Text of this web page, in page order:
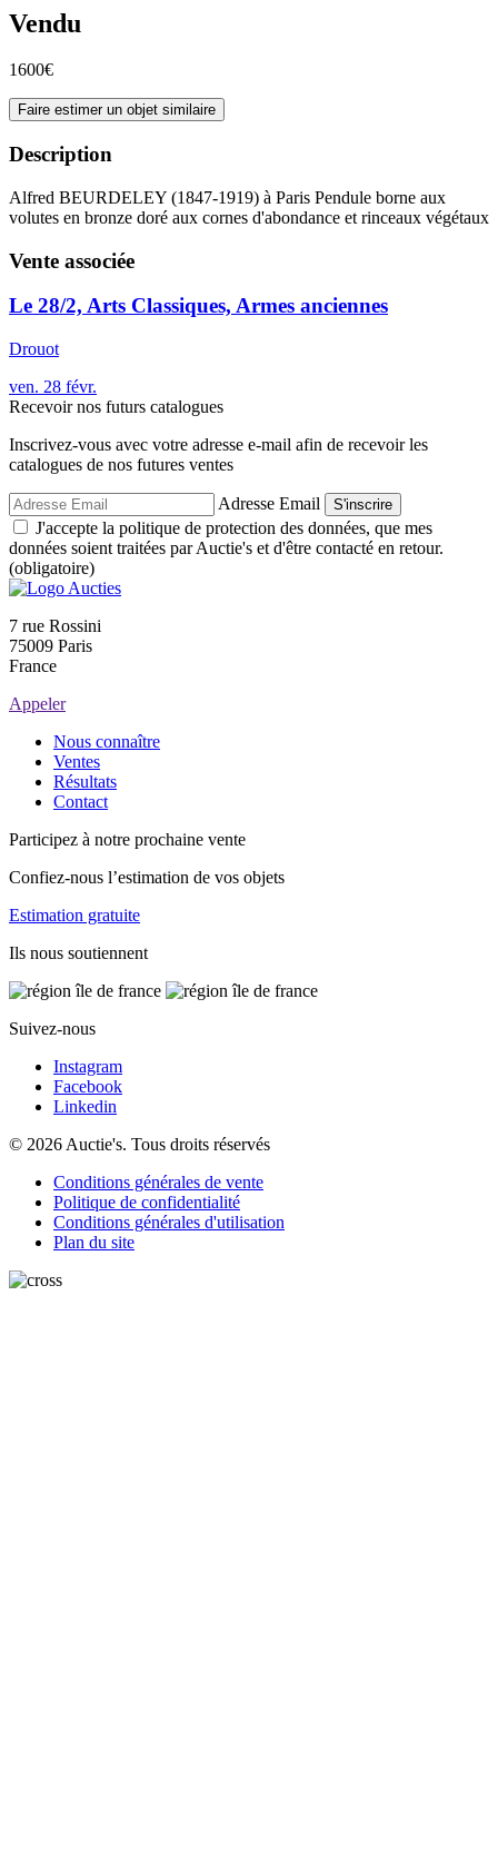
Vendu
1600€
Faire estimer un objet similaire
Description
Alfred BEURDELEY (1847-1919) à Paris Pendule borne aux
volutes en bronze doré aux cornes d'abondance et rinceaux végétaux
Vente associée
Le 28/2, Arts Classiques, Armes anciennes
Drouot
ven. 28 févr.
Recevoir nos futurs catalogues
Inscrivez-vous avec votre adresse e-mail afin de recevoir les
catalogues de nos futures ventes
Adresse Email S'inscrire
J'accepte la politique de protection des données, que mes
données soient traitées par Auctie's et d'être contacté en retour.
(obligatoire)
7 rue Rossini
75009 Paris
France
Appeler
Nous connaître
Ventes
Résultats
Contact
Participez à notre prochaine vente
Confiez-nous l’estimation de vos objets
Estimation gratuite
Ils nous soutiennent
Suivez-nous
Instagram
Facebook
Linkedin
© 2026 Auctie's. Tous droits réservés
Conditions générales de vente
Politique de confidentialité
Conditions générales d'utilisation
Plan du site